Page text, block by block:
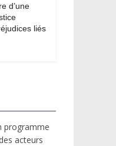
d’une
liés
programme
acteurs